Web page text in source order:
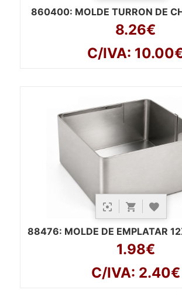
860400: MOLDE TURRON DE
8.26€
C/IVA:
88476: MOLDE DE EMPLATAR
1.98€
C/IVA: 2.40€